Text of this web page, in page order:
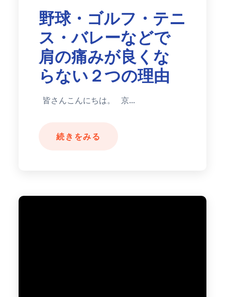
野球・ゴルフ・テニ
ス・バレーなどで
肩の痛みが良くな
らない２つの理由
皆さんこんにちは。 京…
続きをみる